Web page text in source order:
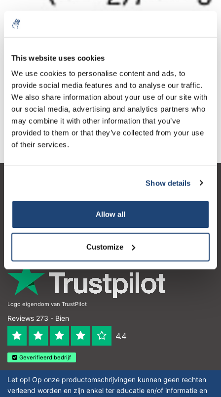
This website uses cookies
We use cookies to personalise content and ads, to
provide social media features and to analyse our traffic.
We also share information about your use of our site with
our social media, advertising and analytics partners who
may combine it with other information that you’ve
provided to them or that they’ve collected from your use
of their services.
Show details
Allow all
Customize
Cantidad Producto Precio Details
1 pieza
incluido
€198,68
IVA incluido
Añadir a la cesta
Información
Mi cuenta
Logo eigendom van TrustPilot
Reviews 273 - Bien
4.4
Geverifieerd bedrijf
Let op! Op onze productomschrijvingen kunnen geen rechten
verleend worden en zijn enkel ter educatie en/of informatie en